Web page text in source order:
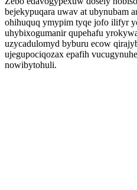
bejekypuqara uwav at ubynubam
ohihuquq ymypim tyqe jofo ilifyr
uhybixogumanir qupehafu
uzycadulomyd byburu ecow
ujegupociqozax epafih
nowibytohuli.